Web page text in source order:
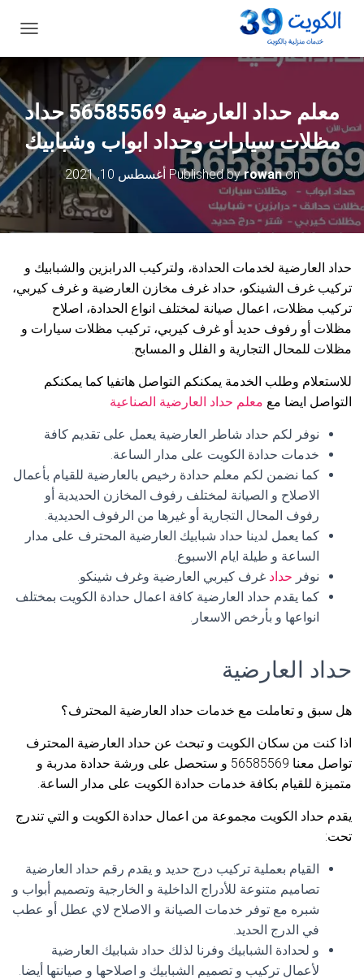
ب
ي
ل
ا
ل
ت
ن
ق
ل
معلم حداد العارضية 56585569 حداد
مظلات سيارات وحداد ابواب وشبابيك
Published byrowanon أغسطس 10, 2021
حداد العارضية لخدمات الحدادة، ولتركيب الدرابزين والشبابيك و
تركيب غرف الشينكو، حداد غرف مخازن العارضية و غرف كيربي،
تركيب مظلات، اعمال صيانة لمختلف انواع الحدادة، اصلاح
مظلات أو رفوف حديد أو غرف كيربي، تركيب مظلات سيارات و
مظلات للمحال التجارية و الفلل و المسابح.
للاستعلام وطلب الخدمة يمكنكم التواصل هاتفيا كما يمكنكم
التواصل ايضا مع معلم حداد العارضية الصناعية
نوفر لكم حداد شاطر العارضية يعمل على تقديم كافة
خدمات حدادة الكويت على مدار الساعة.
كما نضمن لكم معلم حدادة رخيص بالعارضية للقيام بأعمال
الاصلاح و الصيانة لمختلف رفوف المخازن الحديدية أو
رفوف المحال التجارية أو غيرها من الرفوف الحديدية.
كما يعمل لدينا حداد شبابيك العارضية المحترف على مدار
الساعة و طيلة ايام الاسبوع.
نوفر حداد غرف كيربي العارضية وغرف شينكو.
كما يقدم حداد العارضية كافة اعمال حدادة الكويت بمختلف
انواعها و بأرخص الاسعار.
حداد العارضية
هل سبق و تعاملت مع خدمات حداد العارضية المحترف؟
اذا كنت من سكان الكويت و تبحث عن حداد العارضية المحترف
تواصل معنا 56585569 و ستحصل على ورشة حدادة مدربة و
متميزة للقيام بكافة خدمات حدادة الكويت على مدار الساعة.
يقدم حداد الكويت مجموعة من اعمال حدادة الكويت و التي تندرج
تحت:
القيام بعملية تركيب درج حديد و يقدم رقم حداد العارضية
تصاميم متنوعة للأدراج الداخلية و الخارجية وتصميم أبواب و
شبره مع توفر خدمات الصيانة و الاصلاح لاي عطل أو عطب
في الدرج الحديد.
و لحدادة الشبابيك وفرنا لذلك حداد شبابيك العارضية
لأعمال تركيب و تصميم الشبابيك و اصلاحها و صيانتها أيضا.